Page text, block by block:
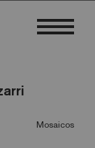
Mosaicos